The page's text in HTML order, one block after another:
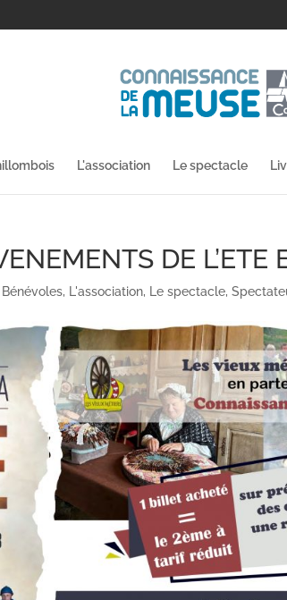
L'association Le spectacle
DE L’ETE
Bénévoles, L'association, Le spectacle,